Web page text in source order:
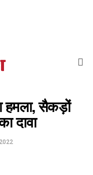
हमला, सैकड़ों
दावा